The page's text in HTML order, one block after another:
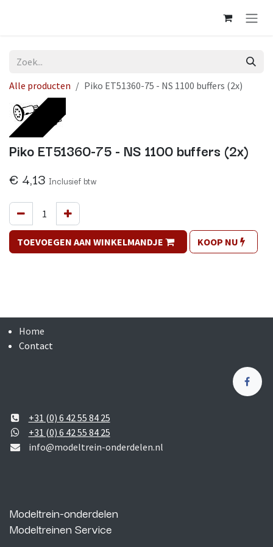
Alle producten Piko ET51360-75 - NS 1100 buffers (2x)
Op voorraad
Piko ET51360-75 - NS 1100 buffers (2x)
€ 4,13 Inclusief btw
TOEVOEGEN AAN WINKELMANDJE KOOP NU
Home
Contact
+31 (0) 6 42 55 84 25
+31 (0) 6 42 55 84 25
info@modeltrein-onderdelen.nl
Modeltrein-onderdelen
Modeltreinen Service